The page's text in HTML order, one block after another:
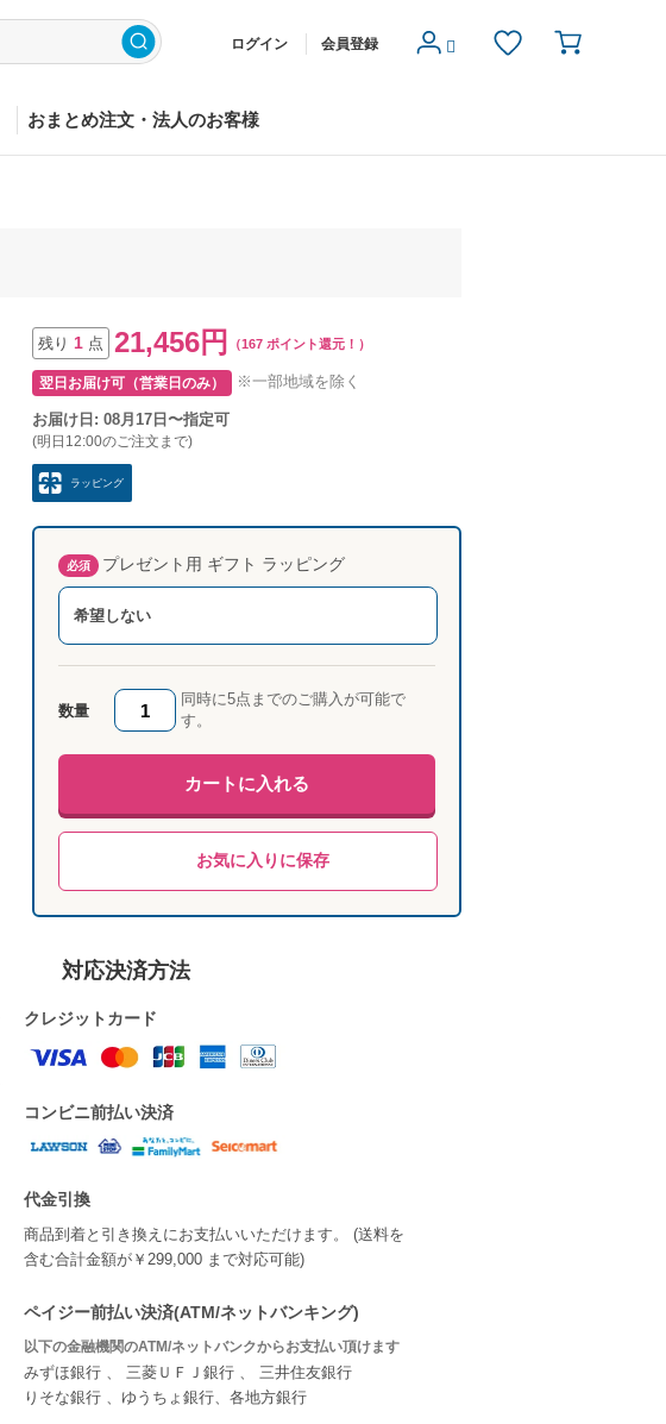
ログイン 会員登録
おまとめ注文・法人のお客様
残り 1 点 21,456円 （167 ポイント還元！）
翌日お届け可（営業日のみ） ※一部地域を除く
お届け日: 08月17日〜指定可
(明日12:00のご注文まで)
ラッピング
必須 プレゼント用 ギフト ラッピング
希望しない
数量
同時に5点までのご購入が可能で
す。
カートに入れる
お気に入りに保存
対応決済方法
クレジットカード
コンビニ前払い決済
代金引換
商品到着と引き換えにお支払いいただけます。 (送料を
含む合計金額が￥299,000 まで対応可能)
ペイジー前払い決済(ATM/ネットバンキング)
以下の金融機関のATM/ネットバンクからお支払い頂けます
みずほ銀行 、 三菱ＵＦＪ銀行 、 三井住友銀行
りそな銀行 、ゆうちょ銀行、各地方銀行